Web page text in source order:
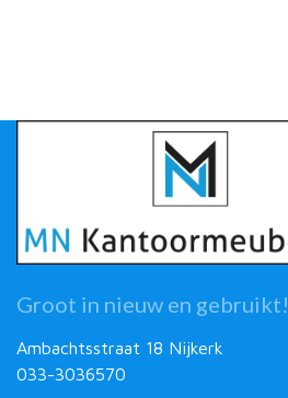
Groot in nieuw en gebruikt!
Ambachtsstraat 18 Nijkerk
033-3036570